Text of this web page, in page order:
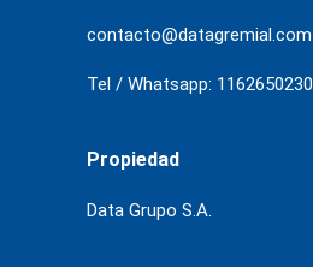
contacto@datagremial.com
Tel / Whatsapp: 1162650230
Propiedad
Data Grupo S.A.